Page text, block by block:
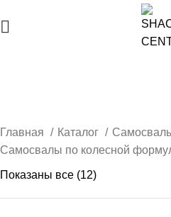
Главная Каталог
Самосвалы по колесной
Показаны все (12)